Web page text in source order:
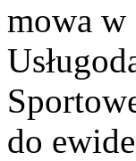
mowa w
do